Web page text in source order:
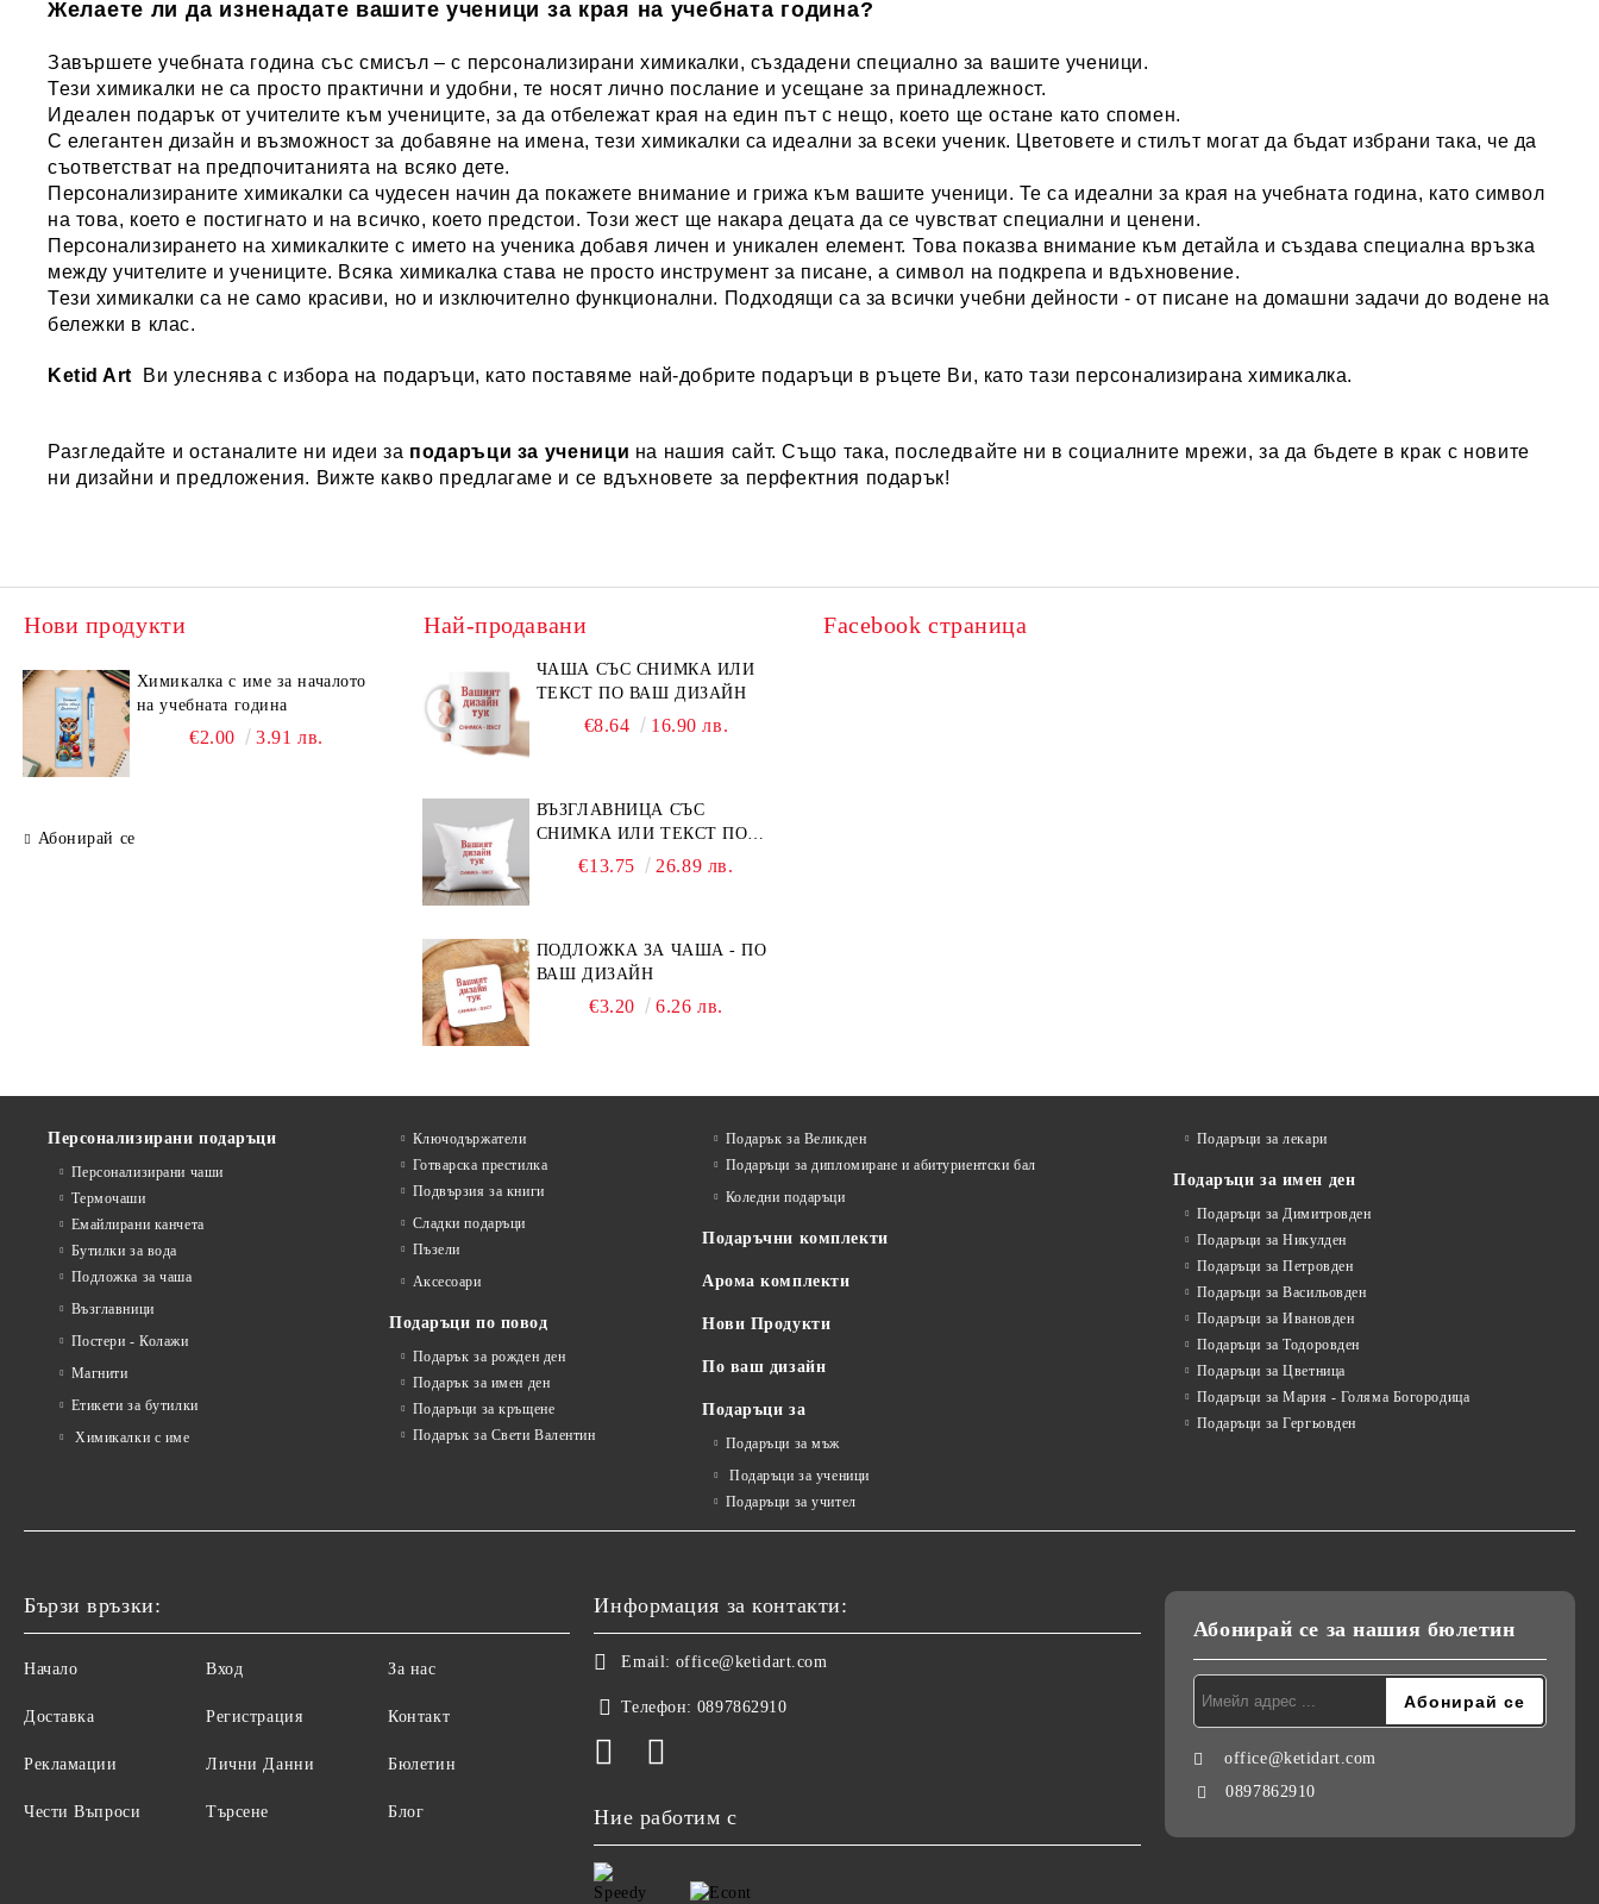
Желаете ли да изненадате вашите ученици за края на учебната година?
Завършете учебната година със смисъл – с персонализирани химикалки, създадени специално за вашите ученици.
Тези химикалки не са просто практични и удобни, те носят лично послание и усещане за принадлежност.
Идеален подарък от учителите към учениците, за да отбележат края на един път с нещо, което ще остане като спомен.
С елегантен дизайн и възможност за добавяне на имена, тези химикалки са идеални за всеки ученик. Цветовете и стилът могат да бъдат избрани така, че да
съответстват на предпочитанията на всяко дете.
Персонализираните химикалки са чудесен начин да покажете внимание и грижа към вашите ученици. Те са идеални за края на учебната година, като символ
на това, което е постигнато и на всичко, което предстои. Този жест ще накара децата да се чувстват специални и ценени.
Персонализирането на химикалките с името на ученика добавя личен и уникален елемент. Това показва внимание към детайла и създава специална връзка
между учителите и учениците. Всяка химикалка става не просто инструмент за писане, а символ на подкрепа и вдъхновение.
Тези химикалки са не само красиви, но и изключително функционални. Подходящи са за всички учебни дейности - от писане на домашни задачи до водене на
бележки в клас.
Ketid Art Ви улеснява с избора на подаръци, като поставяме най-добрите подаръци в ръцете Ви, като тази персонализирана химикалка.
Разгледайте и останалите ни идеи за подаръци за ученици на нашия сайт. Също така, последвайте ни в социалните мрежи, за да бъдете в крак с новите
ни дизайни и предложения. Вижте какво предлагаме и се вдъхновете за перфектния подарък!
Нови продукти
Химикалка с име за началото
на учебната година
€2.00 3.91 лв.
Абонирай се
Най-продавани
ЧАША СЪС СНИМКА ИЛИ
ТЕКСТ ПО ВАШ ДИЗАЙН
€8.64 16.90 лв.
ВЪЗГЛАВНИЦА СЪС
СНИМКА ИЛИ ТЕКСТ ПО
ВАШ ДИЗАЙН
€13.75 26.89 лв.
ПОДЛОЖКА ЗА ЧАША - ПО
ВАШ ДИЗАЙН
€3.20 6.26 лв.
Facebook страница
Персонализирани подаръци
Персонализирани чаши
Термочаши
Емайлирани канчета
Бутилки за вода
Подложка за чаша
Възглавници
Постери - Колажи
Магнити
Етикети за бутилки
Химикалки с име
Ключодържатели
Готварска престилка
Подвързия за книги
Сладки подаръци
Пъзели
Аксесоари
Подаръци по повод
Подарък за рожден ден
Подарък за имен ден
Подаръци за кръщене
Подарък за Свети Валентин
Подарък за Великден
Подаръци за дипломиране и абитуриентски бал
Коледни подаръци
Подаръчни комплекти
Арома комплекти
Нови Продукти
По ваш дизайн
Подаръци за
Подаръци за мъж
Подаръци за ученици
Подаръци за учител
Подаръци за лекари
Подаръци за имен ден
Подаръци за Димитровден
Подаръци за Никулден
Подаръци за Петровден
Подаръци за Васильовден
Подаръци за Ивановден
Подаръци за Тодоровден
Подаръци за Цветница
Подаръци за Мария - Голяма Богородица
Подаръци за Гергьовден
Бързи връзки:
Начало
Доставка
Рекламации
Чести Въпроси
Вход
Регистрация
Лични Данни
Търсене
За нас
Контакт
Бюлетин
Блог
Информация за контакти:
Email: office@ketidart.com
Телефон: 0897862910
Ние работим с
Абонирай се за нашия бюлетин
office@ketidart.com
0897862910